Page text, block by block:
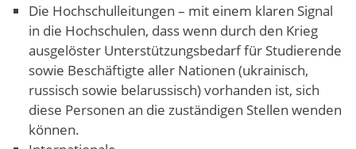
Die Hochschulleitungen – mit einem klaren Signal
in die Hochschulen, dass wenn durch den Krieg
ausgelöster Unterstützungsbedarf für Studierende
sowie Beschäftigte aller Nationen (ukrainisch,
russisch sowie belarussisch) vorhanden ist, sich
diese Personen an die zuständigen Stellen wenden
können.